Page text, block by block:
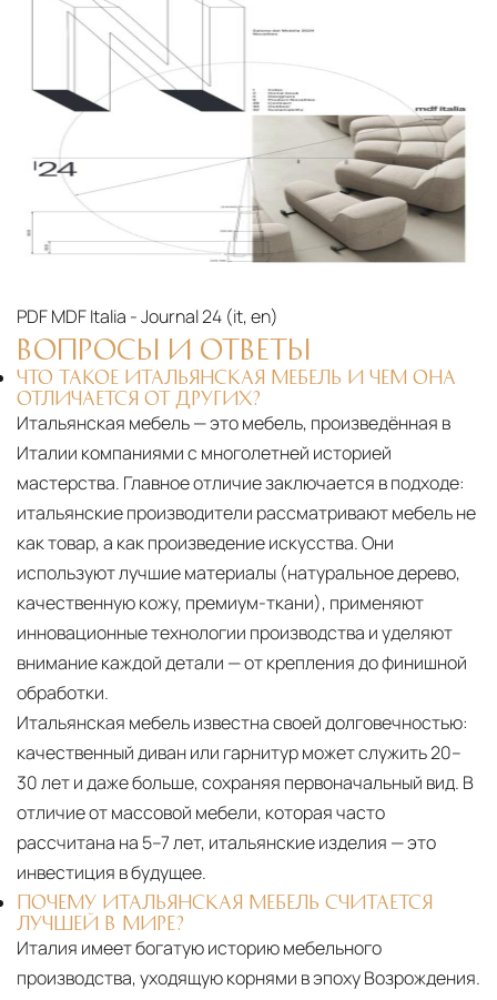
PDFMDF Italia - Journal 24 (it, en)‎
ВОПРОСЫ И ОТВЕТЫ
ЧТО ТАКОЕ ИТАЛЬЯНСКАЯ МЕБЕЛЬ И ЧЕМ ОНА
ОТЛИЧАЕТСЯ ОТ ДРУГИХ?
Итальянская мебель — это мебель, произведённая в
Италии компаниями с многолетней историей
мастерства. Главное отличие заключается в подходе:
итальянские производители рассматривают мебель не
как товар, а как произведение искусства. Они
используют лучшие материалы (натуральное дерево,
качественную кожу, премиум-ткани), применяют
инновационные технологии производства и уделяют
внимание каждой детали — от крепления до финишной
обработки.
Итальянская мебель известна своей долговечностью:
качественный диван или гарнитур может служить 20–
30 лет и даже больше, сохраняя первоначальный вид. В
отличие от массовой мебели, которая часто
рассчитана на 5–7 лет, итальянские изделия — это
инвестиция в будущее.
ПОЧЕМУ ИТАЛЬЯНСКАЯ МЕБЕЛЬ СЧИТАЕТСЯ
ЛУЧШЕЙ В МИРЕ?
Италия имеет богатую историю мебельного
производства, уходящую корнями в эпоху Возрождения.